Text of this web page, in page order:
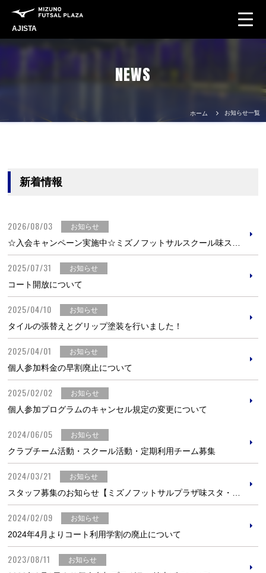
AJISTA
NEWS
ホーム お知らせ一覧
新着情報
2026/08/03 お知らせ
2025/07/31 お知らせ
コート開放について
2025/04/10 お知らせ
タイルの張替えとグリップ塗装を行いました！
2025/04/01 お知らせ
個人参加料金の早割廃止について
2025/02/02 お知らせ
個人参加プログラムのキャンセル規定の変更について
2024/06/05 お知らせ
クラブチーム活動・スクール活動・定期利用チーム募集
2024/03/21 お知らせ
2024/02/09 お知らせ
2024年4月よりコート利用学割の廃止について
2023/08/11 お知らせ